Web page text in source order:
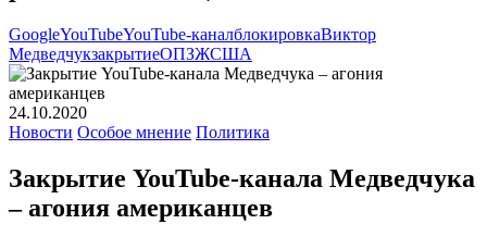
GoogleYouTubeYouTube-каналблокировкаВиктор
МедведчукзакрытиеОПЗЖСША
24.10.2020
Новости Особое мнение Политика
Закрытие YouTube-канала Медведчука
– агония американцев